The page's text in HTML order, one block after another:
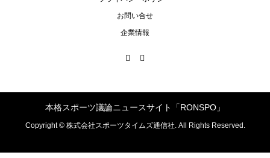
お問い合せ
企業情報
本格スポーツ議論ニュースサイト「RONSPO」
Copyright ©株式会社スポーツタイムズ通信社. All Rights Reserved.